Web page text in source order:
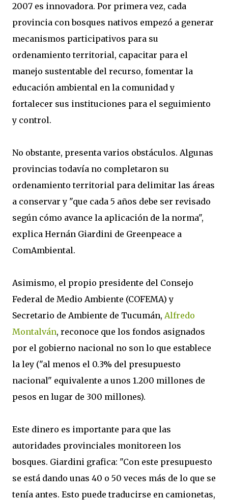
2007 es innovadora. Por primera vez, cada
provincia con bosques nativos empezó a generar
mecanismos participativos para su
ordenamiento territorial, capacitar para el
manejo sustentable del recurso, fomentar la
educación ambiental en la comunidad y
fortalecer sus instituciones para el seguimiento
y control.
No obstante, presenta varios obstáculos. Algunas
provincias todavía no completaron su
ordenamiento territorial para delimitar las áreas
a conservar y "que cada 5 años debe ser revisado
según cómo avance la aplicación de la norma",
explica Hernán Giardini de Greenpeace a
ComAmbiental.
Asimismo, el propio presidente del Consejo
Federal de Medio Ambiente (COFEMA) y
Secretario de Ambiente de Tucumán, Alfredo
Montalván, reconoce que los fondos asignados
por el gobierno nacional no son lo que establece
la ley ("al menos el 0.3% del presupuesto
nacional" equivalente a unos 1.200 millones de
pesos en lugar de 300 millones).
Este dinero es importante para que las
autoridades provinciales monitoreen los
bosques. Giardini grafica: "Con este presupuesto
se está dando unas 40 o 50 veces más de lo que se
tenía antes. Esto puede traducirse en camionetas,